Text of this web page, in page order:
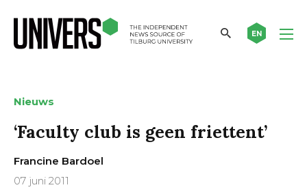
EN
Nieuws
‘Faculty club is geen friettent’
Francine Bardoel
07 juni 2011